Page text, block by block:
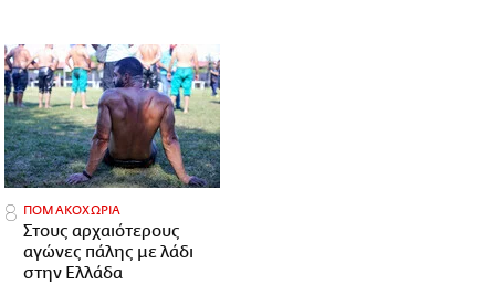
ΠΟΜΑΚΟΧΩΡΙΑ
Στους αρχαιότερους
αγώνες πάλης με λάδι
στην Ελλάδα